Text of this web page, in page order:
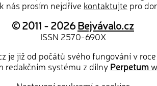
nás prosím nejdříve kontaktujte pro
© 2011 - 2026Bejvávalo.cz
ISSN 2570-690X
je již od počátů svého fungování v
redakčním systému z dílny Perpetum